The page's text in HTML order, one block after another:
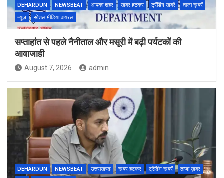
DEHARDUN NEWSBEAT आपका शहर खबर हटकर ट्रेंडिंग खबरें
ताज़ा ख़बरें
न्यूज़
सोशल मीडिया वायरल
सप्ताहांत से पहले नैनीताल और मसूरी में बढ़ी पर्यटकों की
आवाजाही
August 7, 2026 admin
DEHARDUN NEWSBEAT उत्तराखण्ड खबर हटकर ट्रेंडिंग खबरें
ताज़ा ख़बर